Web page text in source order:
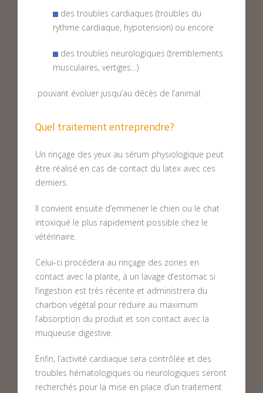
des troubles cardiaques (troubles du
rythme cardiaque, hypotension) ou encore
des troubles neurologiques (tremblements
musculaires, vertiges…)
pouvant évoluer jusqu’au décès de l’animal.
Quel traitement entreprendre?
Un rinçage des yeux au sérum physiologique peut
être réalisé en cas de contact du latex avec ces
derniers.
Il convient ensuite d’emmener le chien ou le chat
intoxiqué le plus rapidement possible chez le
vétérinaire.
Celui-ci procédera au rinçage des zones en
contact avec la plante, à un lavage d’estomac si
l’ingestion est très récente et administrera du
charbon végétal pour réduire au maximum
l’absorption du produit et son contact avec la
muqueuse digestive.
Enfin, l’activité cardiaque sera contrôlée et des
troubles hématologiques ou neurologiques seront
recherchés pour la mise en place d’un traitement